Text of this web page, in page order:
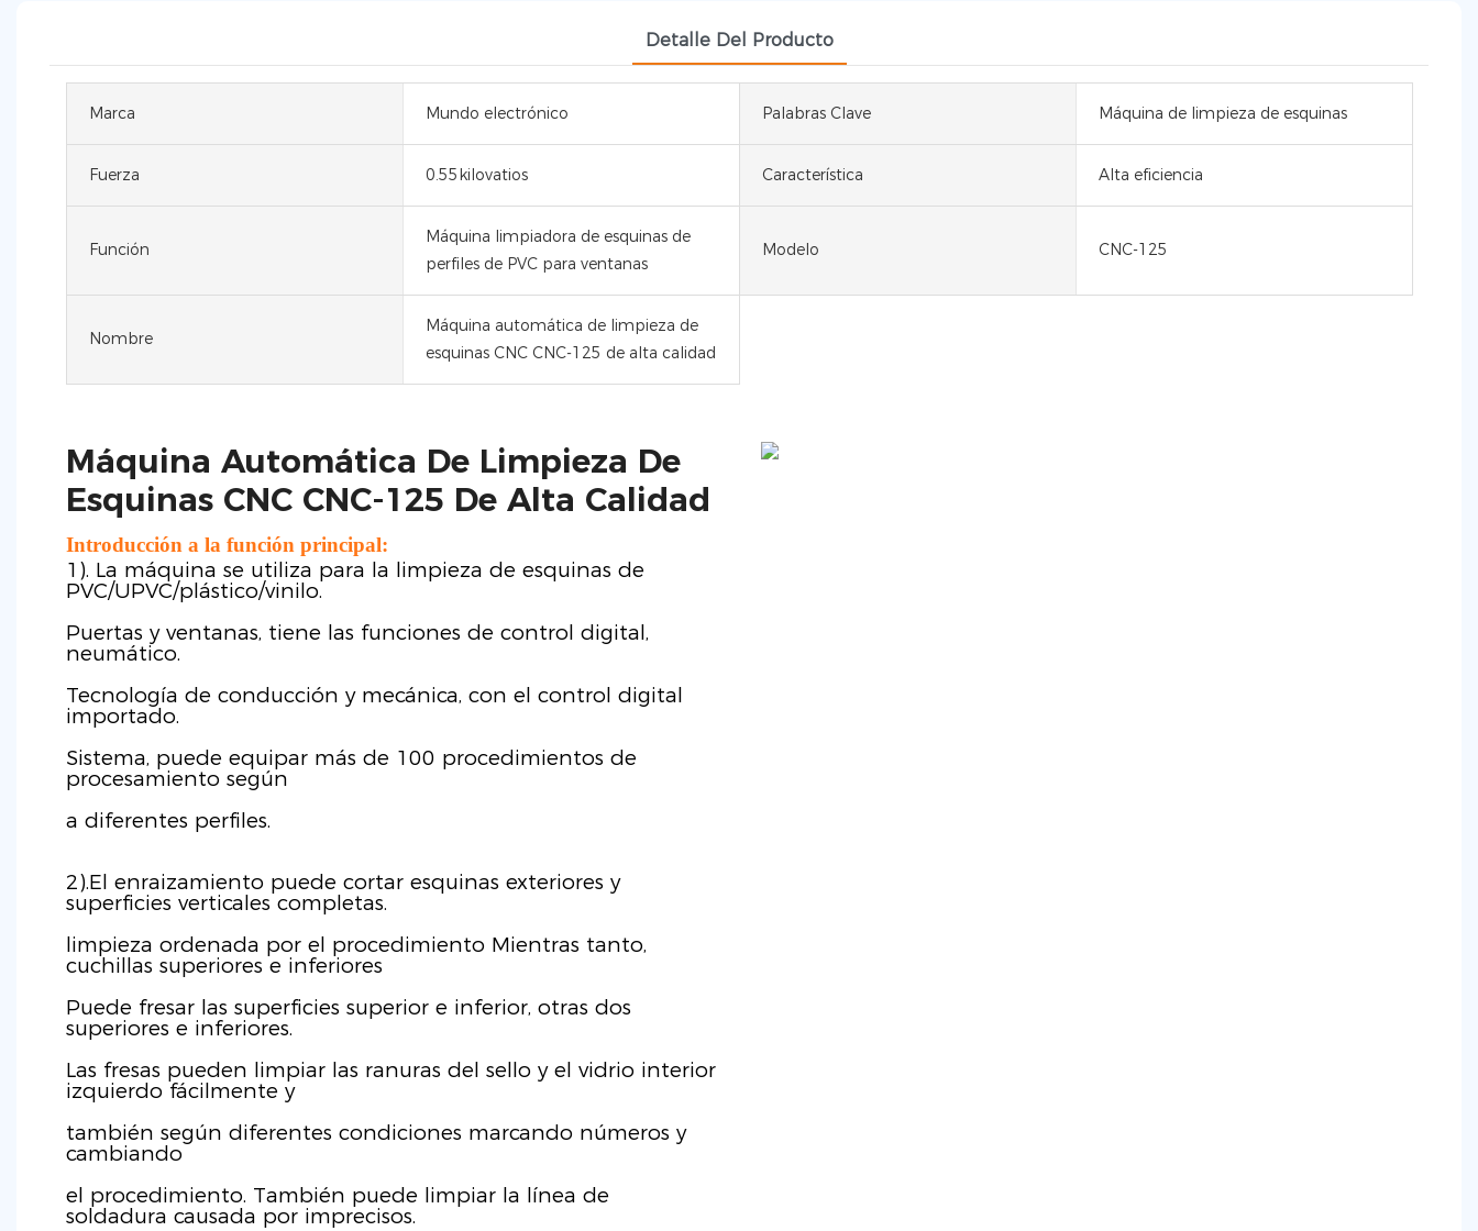
Detalle Del Producto
Marca Mundo electrónico Palabras Clave Máquina de limpieza de esquinas
Fuerza 0.55kilovatios Característica Alta eficiencia
Función
Máquina limpiadora de esquinas de
perfiles de PVC para ventanas
Modelo CNC-125
Nombre
Máquina automática de limpieza de
esquinas CNC CNC-125 de alta calidad
Máquina Automática De Limpieza De
Esquinas CNC CNC-125 De Alta Calidad
Introducción a la función principal:
1). La máquina se utiliza para la limpieza de esquinas de
PVC/UPVC/plástico/vinilo.
Puertas y ventanas, tiene las funciones de control digital,
neumático.
Tecnología de conducción y mecánica, con el control digital
importado.
Sistema, puede equipar más de 100 procedimientos de
procesamiento según
a diferentes perfiles.
2).El enraizamiento puede cortar esquinas exteriores y
superficies verticales completas.
limpieza ordenada por el procedimiento Mientras tanto,
cuchillas superiores e inferiores
Puede fresar las superficies superior e inferior, otras dos
superiores e inferiores.
Las fresas pueden limpiar las ranuras del sello y el vidrio interior
izquierdo fácilmente y
también según diferentes condiciones marcando números y
cambiando
el procedimiento. También puede limpiar la línea de
soldadura causada por imprecisos.